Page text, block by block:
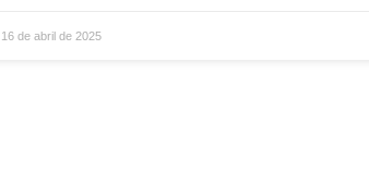
16 de abril de 2025